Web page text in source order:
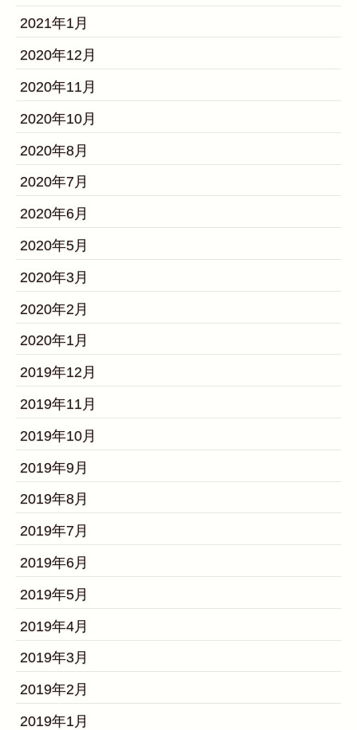
2021年1月
2020年12月
2020年11月
2020年10月
2020年8月
2020年7月
2020年6月
2020年5月
2020年3月
2020年2月
2020年1月
2019年12月
2019年11月
2019年10月
2019年9月
2019年8月
2019年7月
2019年6月
2019年5月
2019年4月
2019年3月
2019年2月
2019年1月